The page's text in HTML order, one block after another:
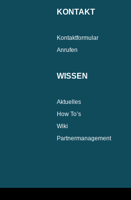
KONTAKT
Kontaktformular
Anrufen
WISSEN
Aktuelles
How To’s
Wiki
Partnermanagement